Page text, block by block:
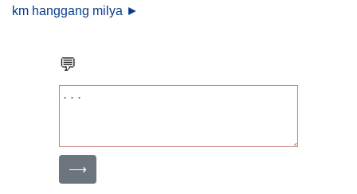
km hanggang milya ►
💬
⟶